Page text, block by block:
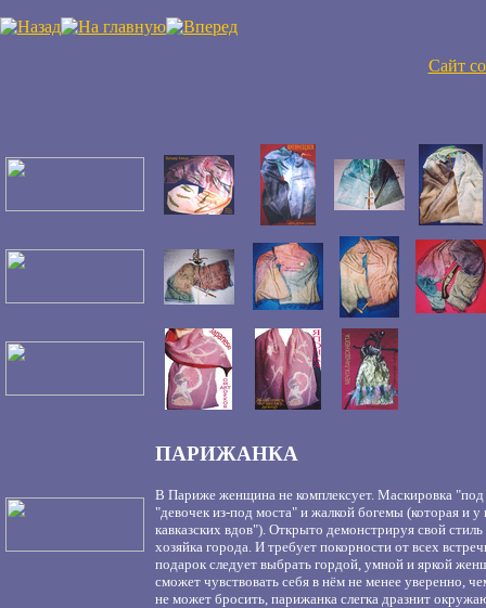
ПАРИЖАНКА
В Париже женщина не комплексует. Маскировка "под
"девочек из-под моста" и жалкой богемы (которая и у
кавказских вдов"). Открыто демонстрируя свой
хозяйка города. И требует покорности от всех
подарок следует выбрать гордой, умной и яркой
сможет чувствовать себя в нём не менее уверенно,
не может бросить, парижанка слегка дразнит
Сайт